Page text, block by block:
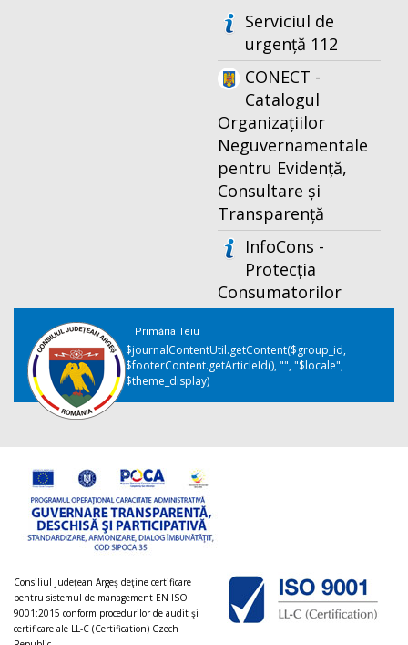
Serviciul de
urgență 112
CONECT -
Catalogul
Organizațiilor
Neguvernamentale
pentru Evidență,
Consultare și
Transparență
InfoCons -
Protecția
Consumatorilor
Primăria Teiu
$journalContentUtil.getContent($group_id,
$footerContent.getArticleId(), "", "$locale",
$theme_display)
Consiliul Judeţean Argeș deţine certificare
pentru sistemul de management EN ISO
9001:2015 conform procedurilor de audit şi
certificare ale LL-C (Certification) Czech